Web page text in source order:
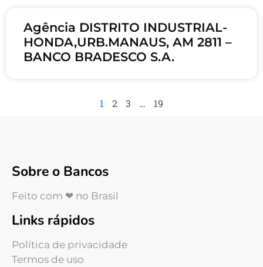
Agência DISTRITO INDUSTRIAL-
HONDA,URB.MANAUS, AM 2811 –
BANCO BRADESCO S.A.
1 2 3 … 19
Sobre o Bancos
Feito com ❤ no Brasil
Links rápidos
Política de privacidade
Termos de uso